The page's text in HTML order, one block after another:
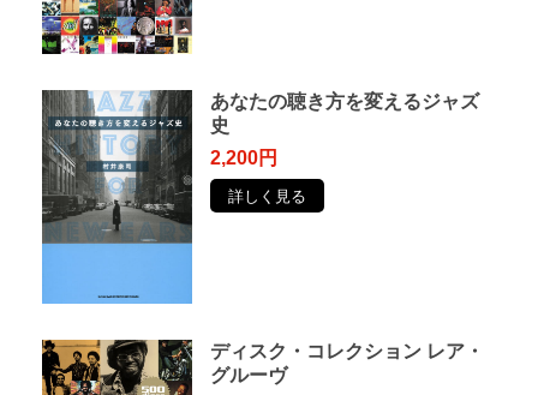
あなたの聴き方を変えるジャズ
史
2,200円
詳しく見る
ディスク・コレクション レア・
グルーヴ